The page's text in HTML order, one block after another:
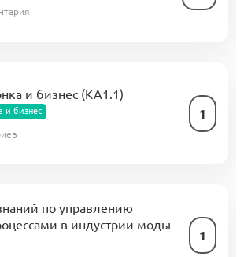
и бизнес (КА1.1)
и бизнес 1
по управлению
в индустрии моды
1